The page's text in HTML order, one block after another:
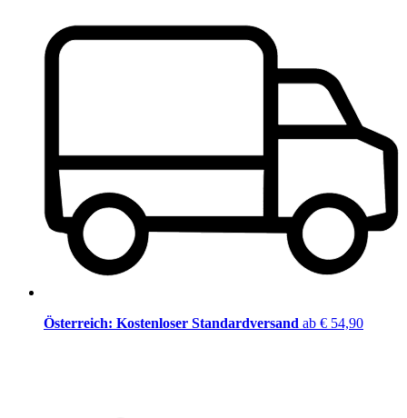
Österreich: Kostenloser Standardversand ab € 54,90